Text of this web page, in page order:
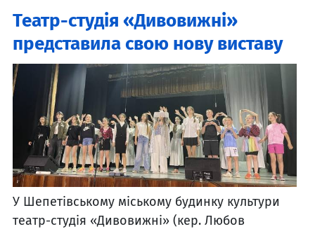
Театр-студія «Дивовижні»
представила свою нову виставу
У Шепетівському міському будинку культури
театр-студія «Дивовижні» (кер. Любов